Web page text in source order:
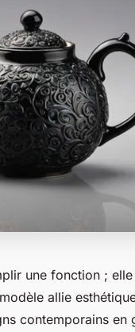
une fonction ;
allie
contemporains en